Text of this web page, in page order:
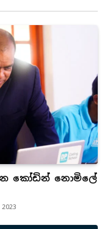
කෝඩින් නොමිලේ
2023